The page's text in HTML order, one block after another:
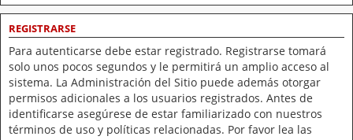
REGISTRARSE
Para autenticarse debe estar registrado. Registrarse tomará
solo unos pocos segundos y le permitirá un amplio acceso al
sistema. La Administración del Sitio puede además otorgar
permisos adicionales a los usuarios registrados. Antes de
identificarse asegúrese de estar familiarizado con nuestros
términos de uso y políticas relacionadas. Por favor lea las